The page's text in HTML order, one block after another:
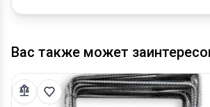
Вас также может